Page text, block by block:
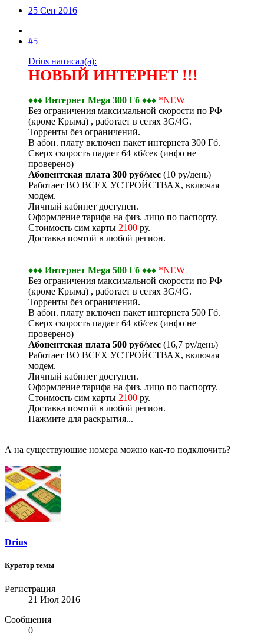
25 Сен 2016
#5
Drius написал(а):
НОВЫЙ ИНТЕРНЕТ !!!
♦♦♦ Интернет Мega 300 Гб ♦♦♦ *NEW
Без ограничения максимальной скорости по РФ
(кроме Крыма) , работает в сетях 3G/4G.
Торренты без ограничений.
В абон. плату включен пакет интернета 300 Гб.
Сверх скорость падает 64 кб/сек (инфо не
проверено)
Абонентская плата 300 руб/мес (10 ру/день)
Работает ВО ВСЕХ УСТРОЙСТВАХ, включая
модем.
Личный кабинет доступен.
Оформление тарифа на физ. лицо по паспорту.
Стоимость сим карты 2100 ру.
Доставка почтой в любой регион.
♦♦♦ Интернет Мega 500 Гб ♦♦♦ *NEW
Без ограничения максимальной скорости по РФ
(кроме Крыма) , работает в сетях 3G/4G.
Торренты без ограничений.
В абон. плату включен пакет интернета 500 Гб.
Сверх скорость падает 64 кб/сек (инфо не
проверено)
Абонентская плата 500 руб/мес (16,7 ру/день)
Работает ВО ВСЕХ УСТРОЙСТВАХ, включая
модем.
Личный кабинет доступен.
Оформление тарифа на физ. лицо по паспорту.
Стоимость сим карты 2100 ру.
Доставка почтой в любой регион.
Нажмите для раскрытия...
А на существующие номера можно как-то подключить?
Drius
Куратор темы
Регистрация
21 Июл 2016
Сообщения
0